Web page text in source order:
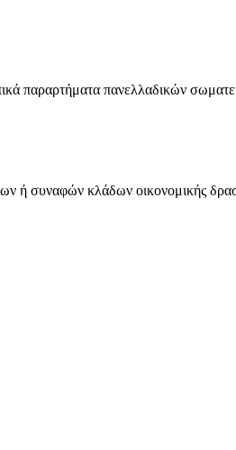
παραρτήματα πανελλαδικών
ή συναφών κλάδων οικονομικής